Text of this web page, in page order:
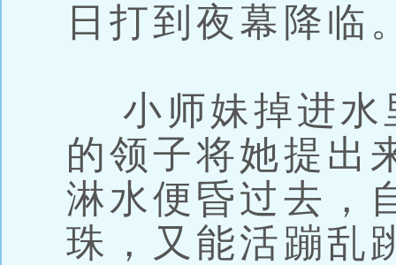
日打到夜幕降临
小师妹掉进水
的领子将她提出
淋水便昏过去，
珠，又能活蹦乱